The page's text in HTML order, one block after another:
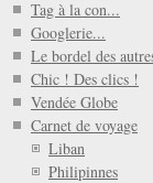
Tag à la con...
Googlerie...
Le bordel des
Chic ! Des clics !
Vendée Globe
Carnet de voyage
Liban
Philipinnes